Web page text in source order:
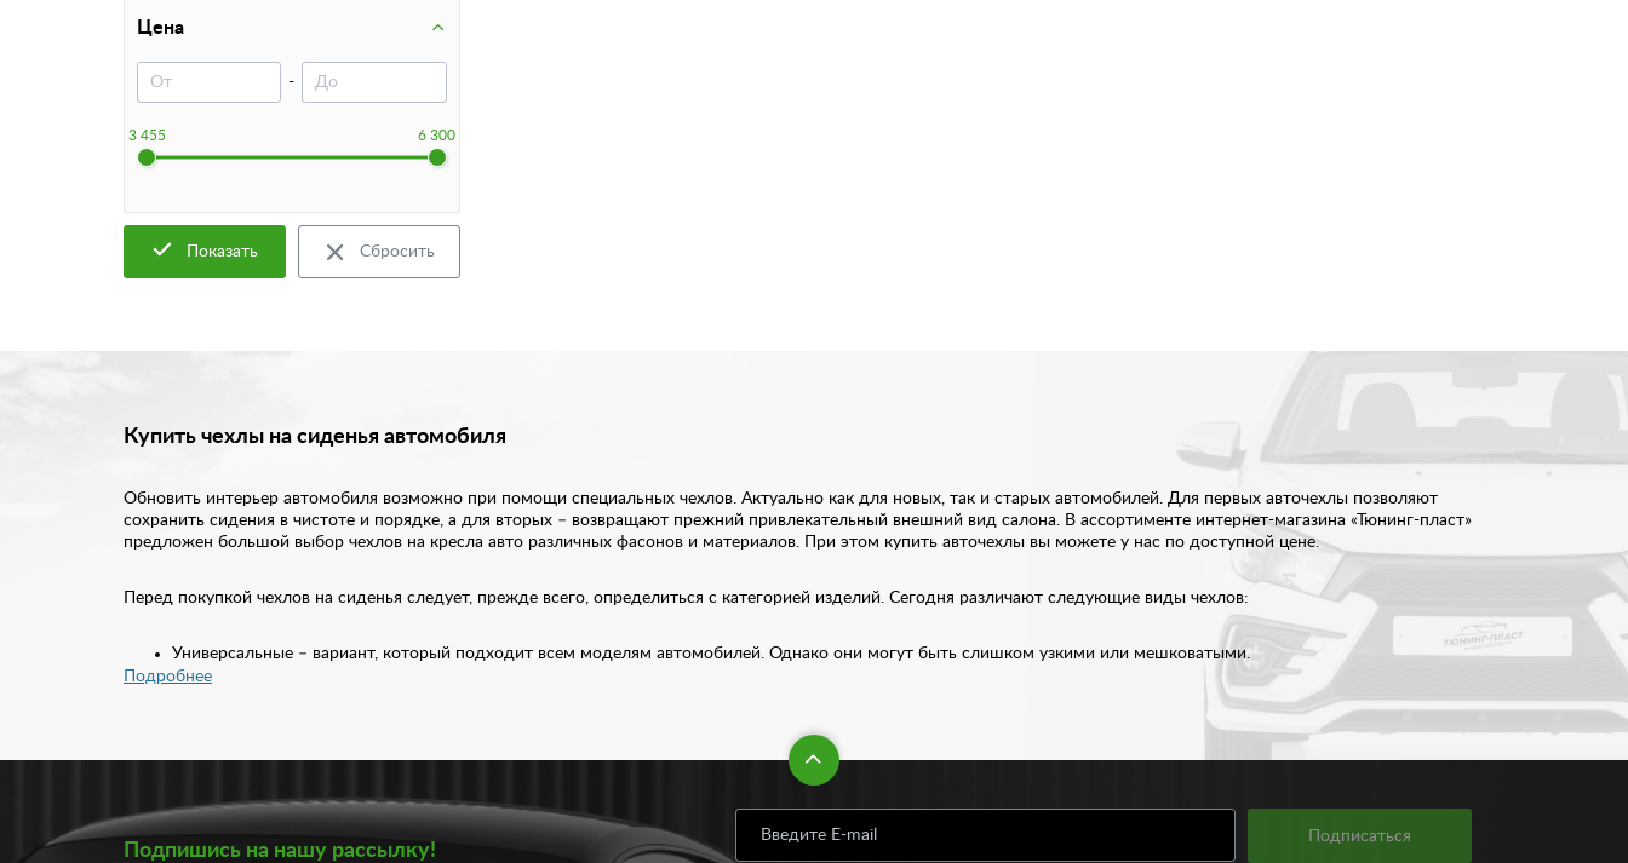
Цена
-
3 455 6 300
Показать Сбросить
Купить чехлы на сиденья автомобиля
Обновить интерьер автомобиля возможно при помощи специальных чехлов. Актуально как для новых, так и старых автомобилей. Для первых авточехлы позволяют
сохранить сидения в чистоте и порядке, а для вторых – возвращают прежний привлекательный внешний вид салона. В ассортименте интернет-магазина «Тюнинг-пласт»
предложен большой выбор чехлов на кресла авто различных фасонов и материалов. При этом купить авточехлы вы можете у нас по доступной цене.
Перед покупкой чехлов на сиденья следует, прежде всего, определиться с категорией изделий. Сегодня различают следующие виды чехлов:
Универсальные – вариант, который подходит всем моделям автомобилей. Однако они могут быть слишком узкими или мешковатыми.
Модельные – чехлы, созданные специально под конкретную марку и модель авто. Как правило, подходят до миллиметра.
Определившись с моделью чехлов, стоит решить, какое материал вам подходит больше всего. Существует несколько материалов, которые традиционно используются при
изготовлении чехлов на кресла автомобилей – жаккард, велюр, винил и экокожа. Авточехлы из жаккарда считаются более демократичными по стоимости, при этом,
обладают высокой прочностью и возможностью долго сохранять цвет и текстуру. Велюр внешне очень привлекателен и обладает превосходной прочностью.
Единственный недостаток велюра – пылеемкость. Преимуществом виниловых чехлов является наличие большого выбора расцветок. Вместе с тем, изделия из винила
отличаются довольно малой стоимостью. Но по-настоящему инновационной разработкой являются авточехлы из экокожи. Такие чехлы выпускаются в различной расцветке
с тиснением и перфорацией. Также экокожа считается гипоаллергенной и легко чиститься.
Подробнее
Подпишись на нашу рассылку!
Подписаться